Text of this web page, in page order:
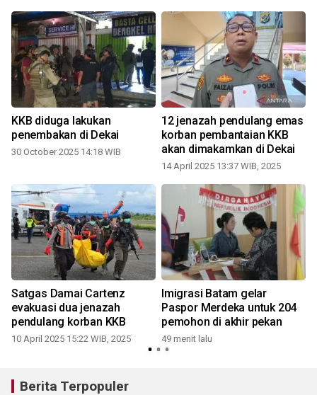
KKB diduga lakukan
penembakan di Dekai
30 October 2025 14:18 WIB
12 jenazah pendulang emas
korban pembantaian KKB
akan dimakamkan di Dekai
14 April 2025 13:37 WIB, 2025
Satgas Damai Cartenz
evakuasi dua jenazah
pendulang korban KKB
10 April 2025 15:22 WIB, 2025
Imigrasi Batam gelar
Paspor Merdeka untuk 204
pemohon di akhir pekan
49 menit lalu
Berita Terpopuler